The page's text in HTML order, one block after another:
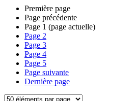
Première page
Page précédente
Page 1 (page actuelle)
Page 2
Page 3
Page 4
Page 5
Page suivante
Dernière page